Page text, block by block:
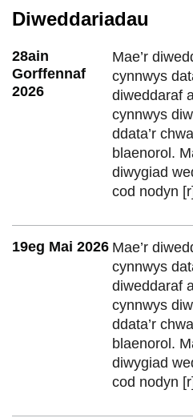
Diweddariadau
28ain
Gorffennaf
2026
Mae’r
cynnwys
diweddaraf
cynnwys
ddata’r
blaenorol.
diwygiad
cod nodyn
19eg Mai 2026 Mae’r
cynnwys
diweddaraf
cynnwys
ddata’r
blaenorol.
diwygiad
cod nodyn